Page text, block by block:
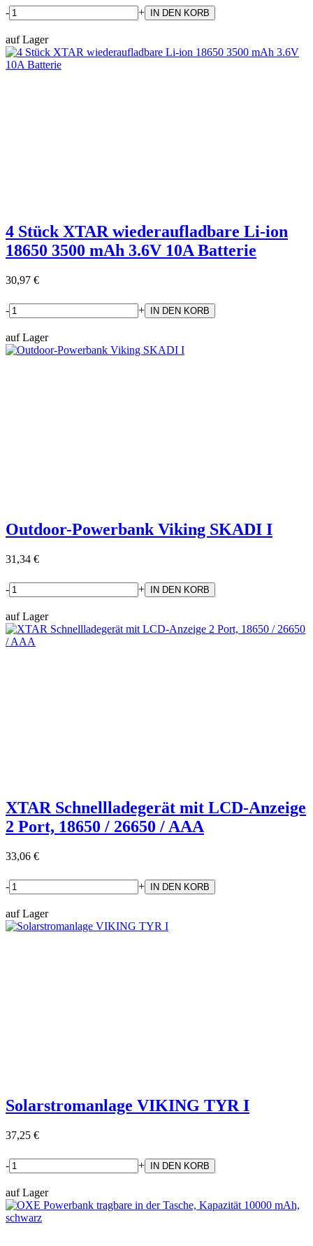
- +
auf Lager
4 Stück XTAR wiederaufladbare Li-ion
18650 3500 mAh 3.6V 10A Batterie
30,97 €
- +
auf Lager
Outdoor-Powerbank Viking SKADI I
31,34 €
- +
auf Lager
XTAR Schnellladegerät mit LCD-Anzeige
2 Port, 18650 / 26650 / AAA
33,06 €
- +
auf Lager
Solarstromanlage VIKING TYR I
37,25 €
- +
auf Lager